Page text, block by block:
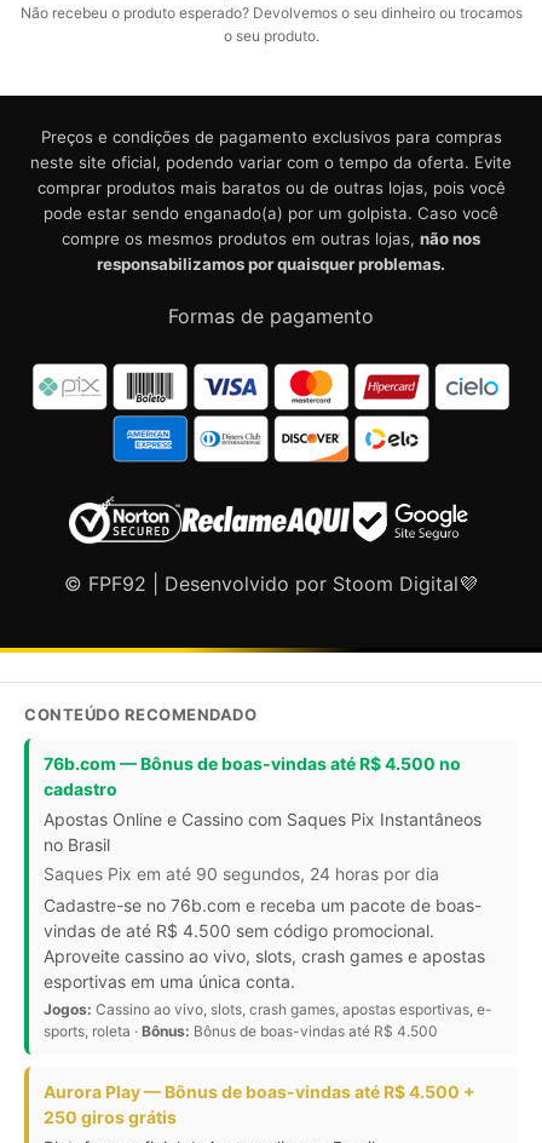
Não recebeu o produto esperado? Devolvemos o seu dinheiro ou trocamos
o seu produto.
Preços e condições de pagamento exclusivos para compras
neste site oficial, podendo variar com o tempo da oferta. Evite
comprar produtos mais baratos ou de outras lojas, pois você
pode estar sendo enganado(a) por um golpista. Caso você
compre os mesmos produtos em outras lojas, não nos
responsabilizamos por quaisquer problemas.
Formas de pagamento
© FPF92 | Desenvolvido por Stoom Digital💜
CONTEÚDO RECOMENDADO
76b.com — Bônus de boas-vindas até R$ 4.500 no
cadastro
Apostas Online e Cassino com Saques Pix Instantâneos
no Brasil
Saques Pix em até 90 segundos, 24 horas por dia
Cadastre-se no 76b.com e receba um pacote de boas-
vindas de até R$ 4.500 sem código promocional.
Aproveite cassino ao vivo, slots, crash games e apostas
esportivas em uma única conta.
Jogos: Cassino ao vivo, slots, crash games, apostas esportivas, e-
sports, roleta · Bônus: Bônus de boas-vindas até R$ 4.500
Aurora Play — Bônus de boas-vindas até R$ 4.500 +
250 giros grátis